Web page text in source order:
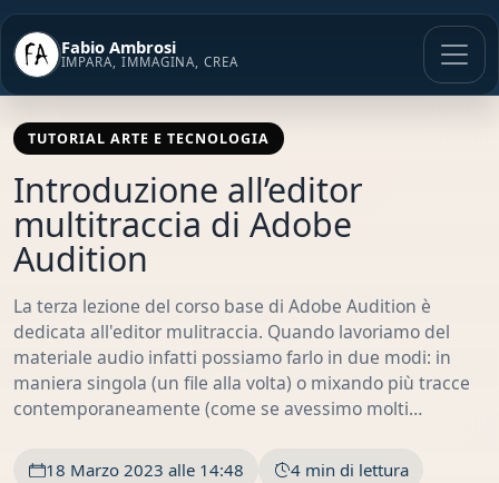
Vai
contenuto
Fabio Ambrosi
IMPARA, IMMAGINA, CREA
TUTORIAL ARTE E TECNOLOGIA
Introduzione all’editor
multitraccia di Adobe
Audition
La terza lezione del corso base di Adobe Audition è
dedicata all'editor mulitraccia. Quando lavoriamo del
materiale audio infatti possiamo farlo in due modi: in
maniera singola (un file alla volta) o mixando più tracce
contemporaneamente (come se avessimo molti…
18 Marzo 2023 alle 14:48
4 min di lettura